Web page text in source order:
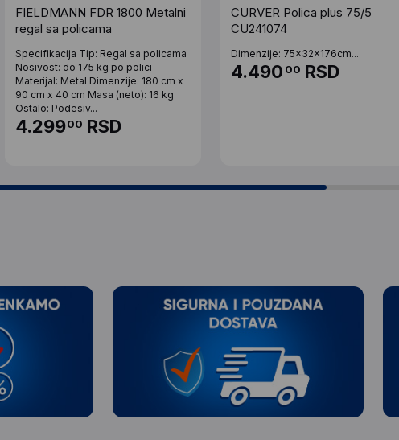
FIELDMANN FDR 1800 Metalni
regal sa policama
Specifikacija Tip: Regal sa policama
Nosivost: do 175 kg po polici
Materijal: Metal Dimenzije: 180 cm x
90 cm x 40 cm Masa (neto): 16 kg
Ostalo: Podesiv...
4.29900 RSD
CURVER Polica plus 75/5
CU241074
Dimenzije: 75x32x176cm...
4.490 00 RSD